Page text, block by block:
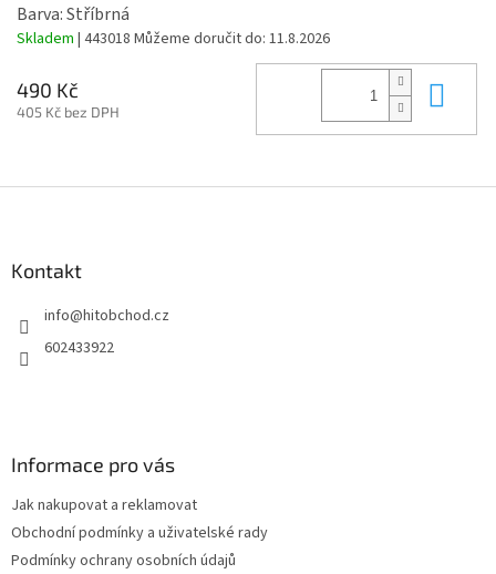
Barva: Stříbrná
Skladem | 443018 Můžeme doručit do: 11.8.2026
490 Kč
405 Kč bez DPH
Kontakt
info@hitobchod.cz
602433922
Informace pro vás
Jak nakupovat a reklamovat
Obchodní podmínky a uživatelské rady
Podmínky ochrany osobních údajů